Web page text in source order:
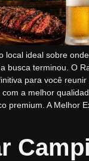
local ideal sobre
busca terminou. O
para você
a melhor
premium. A Melhor